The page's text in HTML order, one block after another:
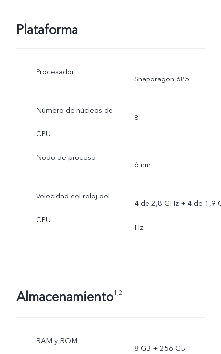
Plataforma
Procesador
Snapdragon 685
Número de núcleos de
CPU
8
Nodo de proceso
6 nm
Velocidad del reloj del
CPU
4 de 2,8 GHz + 4 de 1,9
Hz
Almacenamiento1,2
RAM y ROM
8 GB + 256 GB